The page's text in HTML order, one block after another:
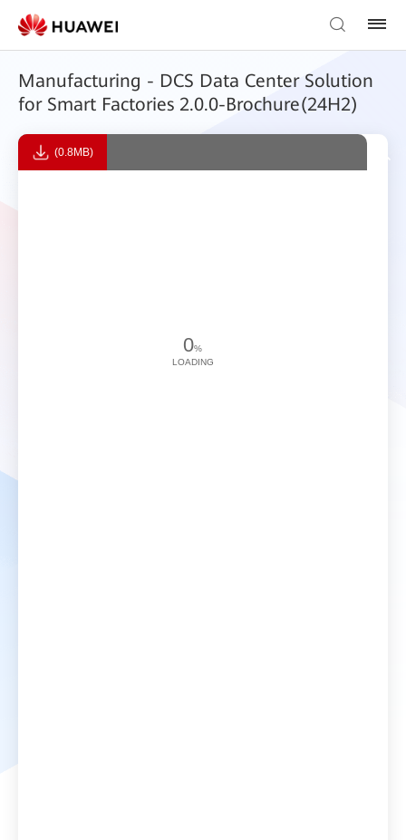
Manufacturing - DCS Data Center Solution
for Smart Factories 2.0.0-Brochure(24H2)
(0.8MB)
0%
LOADING